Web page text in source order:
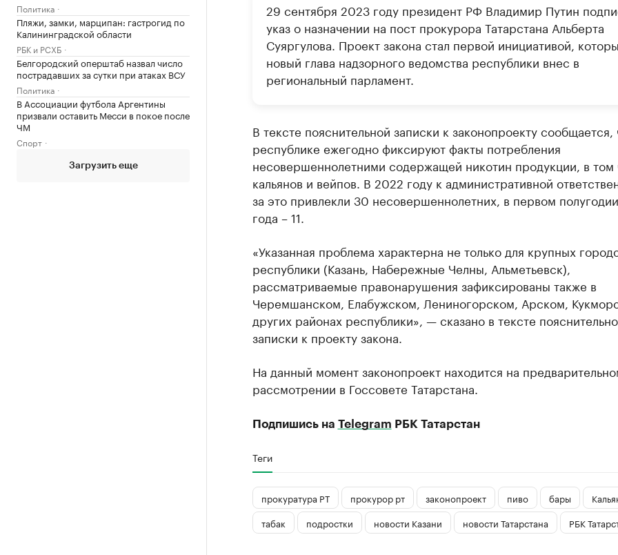
Политика
Пляжи, замки, марципан: гастрогид по
Калининградской области
РБК и РСХБ
Белгородский оперштаб назвал число
пострадавших за сутки при атаках ВСУ
Политика
В Ассоциации футбола Аргентины
призвали оставить Месси в покое после
ЧМ
Спорт
Загрузить еще
29 сентября 2023 году президент РФ Владимир Путин
указ о назначении на пост прокурора Татарстана Альберта
Суяргулова. Проект закона стал первой инициативой,
новый глава надзорного ведомства республики внес в
региональный парламент.
В тексте пояснительной записки к законопроекту сообщается,
республике ежегодно фиксируют факты потребления
несовершеннолетними содержащей никотин продукции, в том
кальянов и вейпов. В 2022 году к административной
за это привлекли 30 несовершеннолетних, в первом
года – 11.
«Указанная проблема характерна не только для крупных
республики (Казань, Набережные Челны, Альметьевск),
рассматриваемые правонарушения зафиксированы также в
Черемшанском, Елабужском, Лениногорском, Арском,
других районах республики», — сказано в тексте
записки к проекту закона.
На данный момент законопроект находится на
рассмотрении в Госсовете Татарстана.
Подпишись на Telegram РБК Татарстан
Теги
прокуратура РТ прокурор рт законопроект пиво бары
табак
подростки новости Казани новости Татарстана РБК